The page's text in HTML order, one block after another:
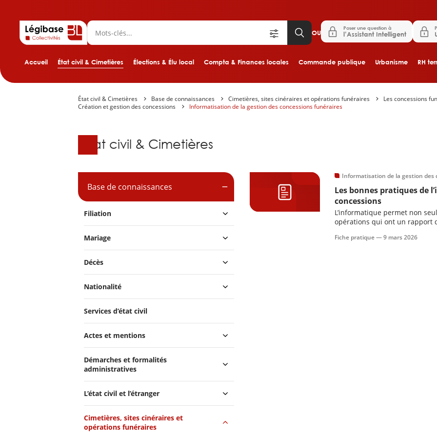
Aller au contenu principal
Accueil État civil & Cimetières Élections & Élu local Compta & Finances locales Commande publique Urbanisme RH
OU
Poser une question à
l’Assistant Intelligent
État civil & Cimetières Base de connaissances Cimetières, sites cinéraires et opérations funéraires
Les concessions
Création et gestion des concessions
Informatisation de la gestion des concessions funéraires
Base de connaissances
État civil & Cimetières
Informatisation de la gestion des
Les bonnes pratiques de
concessions
L’informatique permet non
opérations qui ont un rapport
actes de concession,
Fiche pratique —9 mars 2026
Base de connaissances
Filiation
Mariage
Décès
Nationalité
Services d’état civil
Actes et mentions
Démarches et formalités
administratives
L’état civil et l’étranger
Cimetières, sites cinéraires et
opérations funéraires